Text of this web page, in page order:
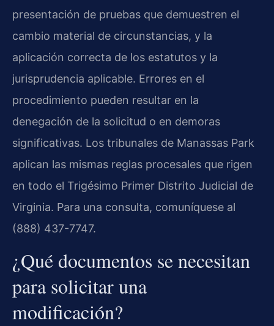
presentación de pruebas que demuestren el
cambio material de circunstancias, y la
aplicación correcta de los estatutos y la
jurisprudencia aplicable. Errores en el
procedimiento pueden resultar en la
denegación de la solicitud o en demoras
significativas. Los tribunales de Manassas Park
aplican las mismas reglas procesales que rigen
en todo el Trigésimo Primer Distrito Judicial de
Virginia. Para una consulta, comuníquese al
(888) 437-7747.
¿Qué documentos se necesitan
para solicitar una
modificación?